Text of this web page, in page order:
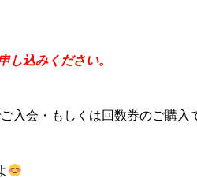
し込みください。
入会・もしくは回数券のご購入